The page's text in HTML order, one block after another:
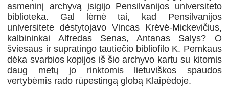
asmeninį archyvą įsigijo Pensilvanijos universiteto
biblioteka. Gal lėmė tai, kad Pensilvanijos
universitete dėstytojavo Vincas Krėvė-Mickevičius,
kalbininkai Alfredas Senas, Antanas Salys? O
šviesaus ir supratingo tautiečio bibliofilo K. Pemkaus
dėka svarbios kopijos iš šio archyvo kartu su kitomis
daug metų jo rinktomis lietuviškos spaudos
vertybėmis rado rūpestingą globą Klaipėdoje.